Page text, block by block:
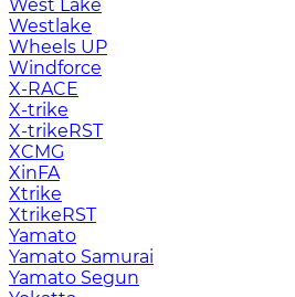
West Lake
Westlake
Wheels UP
Windforce
X-RACE
X-trike
X-trikeRST
XCMG
XinFA
Xtrike
XtrikeRST
Yamato
Yamato Samurai
Yamato Segun